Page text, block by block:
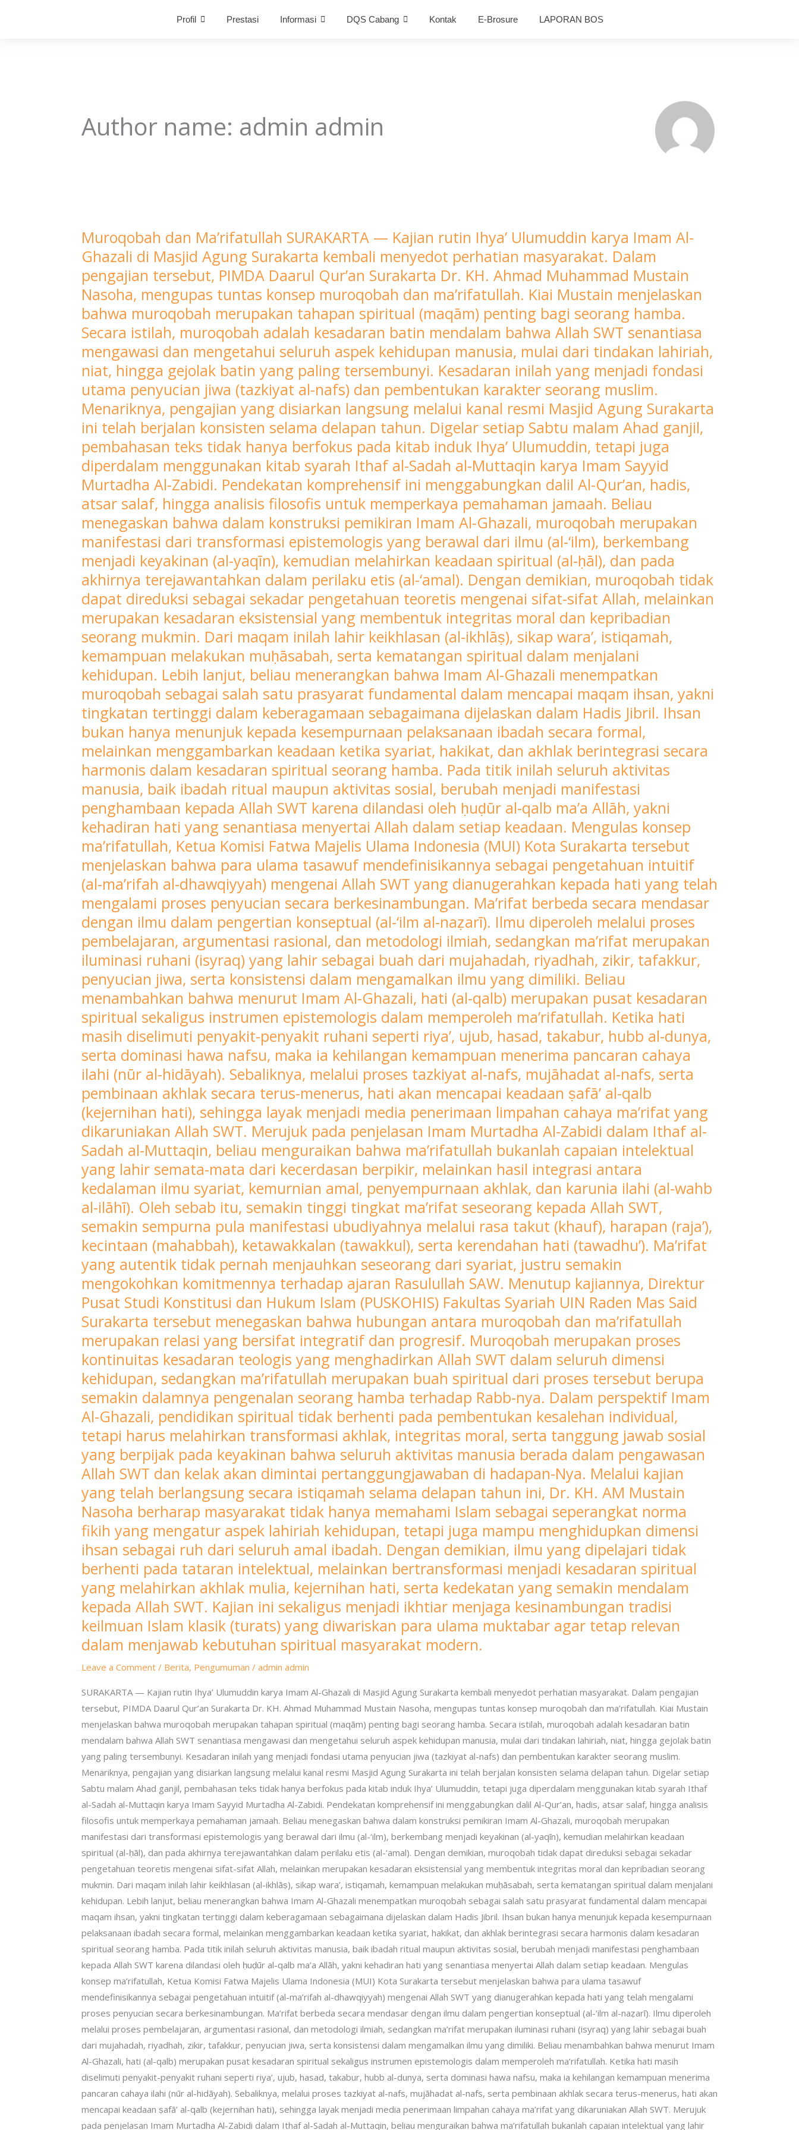
Profil Prestasi Informasi DQS Cabang Kontak E-Brosure LAPORAN BOS
Author name: admin admin
Muroqobah dan Ma’rifatullah SURAKARTA — Kajian rutin Ihya’ Ulumuddin karya Imam Al-
Ghazali di Masjid Agung Surakarta kembali menyedot perhatian masyarakat. Dalam
pengajian tersebut, PIMDA Daarul Qur’an Surakarta Dr. KH. Ahmad Muhammad Mustain
Nasoha, mengupas tuntas konsep muroqobah dan ma’rifatullah. Kiai Mustain menjelaskan
bahwa muroqobah merupakan tahapan spiritual (maqām) penting bagi seorang hamba.
Secara istilah, muroqobah adalah kesadaran batin mendalam bahwa Allah SWT senantiasa
mengawasi dan mengetahui seluruh aspek kehidupan manusia, mulai dari tindakan lahiriah,
niat, hingga gejolak batin yang paling tersembunyi. Kesadaran inilah yang menjadi fondasi
utama penyucian jiwa (tazkiyat al-nafs) dan pembentukan karakter seorang muslim.
Menariknya, pengajian yang disiarkan langsung melalui kanal resmi Masjid Agung Surakarta
ini telah berjalan konsisten selama delapan tahun. Digelar setiap Sabtu malam Ahad ganjil,
pembahasan teks tidak hanya berfokus pada kitab induk Ihya’ Ulumuddin, tetapi juga
diperdalam menggunakan kitab syarah Ithaf al-Sadah al-Muttaqin karya Imam Sayyid
Murtadha Al-Zabidi. Pendekatan komprehensif ini menggabungkan dalil Al-Qur’an, hadis,
atsar salaf, hingga analisis filosofis untuk memperkaya pemahaman jamaah. Beliau
menegaskan bahwa dalam konstruksi pemikiran Imam Al-Ghazali, muroqobah merupakan
manifestasi dari transformasi epistemologis yang berawal dari ilmu (al-‘ilm), berkembang
menjadi keyakinan (al-yaqīn), kemudian melahirkan keadaan spiritual (al-ḥāl), dan pada
akhirnya terejawantahkan dalam perilaku etis (al-‘amal). Dengan demikian, muroqobah tidak
dapat direduksi sebagai sekadar pengetahuan teoretis mengenai sifat-sifat Allah, melainkan
merupakan kesadaran eksistensial yang membentuk integritas moral dan kepribadian
seorang mukmin. Dari maqam inilah lahir keikhlasan (al-ikhlāṣ), sikap wara’, istiqamah,
kemampuan melakukan muḥāsabah, serta kematangan spiritual dalam menjalani
kehidupan. Lebih lanjut, beliau menerangkan bahwa Imam Al-Ghazali menempatkan
muroqobah sebagai salah satu prasyarat fundamental dalam mencapai maqam ihsan, yakni
tingkatan tertinggi dalam keberagamaan sebagaimana dijelaskan dalam Hadis Jibril. Ihsan
bukan hanya menunjuk kepada kesempurnaan pelaksanaan ibadah secara formal,
melainkan menggambarkan keadaan ketika syariat, hakikat, dan akhlak berintegrasi secara
harmonis dalam kesadaran spiritual seorang hamba. Pada titik inilah seluruh aktivitas
manusia, baik ibadah ritual maupun aktivitas sosial, berubah menjadi manifestasi
penghambaan kepada Allah SWT karena dilandasi oleh ḥuḍūr al-qalb ma’a Allāh, yakni
kehadiran hati yang senantiasa menyertai Allah dalam setiap keadaan. Mengulas konsep
ma’rifatullah, Ketua Komisi Fatwa Majelis Ulama Indonesia (MUI) Kota Surakarta tersebut
menjelaskan bahwa para ulama tasawuf mendefinisikannya sebagai pengetahuan intuitif
(al-ma’rifah al-dhawqiyyah) mengenai Allah SWT yang dianugerahkan kepada hati yang telah
mengalami proses penyucian secara berkesinambungan. Ma’rifat berbeda secara mendasar
dengan ilmu dalam pengertian konseptual (al-‘ilm al-naẓarī). Ilmu diperoleh melalui proses
pembelajaran, argumentasi rasional, dan metodologi ilmiah, sedangkan ma’rifat merupakan
iluminasi ruhani (isyraq) yang lahir sebagai buah dari mujahadah, riyadhah, zikir, tafakkur,
penyucian jiwa, serta konsistensi dalam mengamalkan ilmu yang dimiliki. Beliau
menambahkan bahwa menurut Imam Al-Ghazali, hati (al-qalb) merupakan pusat kesadaran
spiritual sekaligus instrumen epistemologis dalam memperoleh ma’rifatullah. Ketika hati
masih diselimuti penyakit-penyakit ruhani seperti riya’, ujub, hasad, takabur, hubb al-dunya,
serta dominasi hawa nafsu, maka ia kehilangan kemampuan menerima pancaran cahaya
ilahi (nūr al-hidāyah). Sebaliknya, melalui proses tazkiyat al-nafs, mujāhadat al-nafs, serta
pembinaan akhlak secara terus-menerus, hati akan mencapai keadaan ṣafā’ al-qalb
(kejernihan hati), sehingga layak menjadi media penerimaan limpahan cahaya ma’rifat yang
dikaruniakan Allah SWT. Merujuk pada penjelasan Imam Murtadha Al-Zabidi dalam Ithaf al-
Sadah al-Muttaqin, beliau menguraikan bahwa ma’rifatullah bukanlah capaian intelektual
yang lahir semata-mata dari kecerdasan berpikir, melainkan hasil integrasi antara
kedalaman ilmu syariat, kemurnian amal, penyempurnaan akhlak, dan karunia ilahi (al-wahb
al-ilāhī). Oleh sebab itu, semakin tinggi tingkat ma’rifat seseorang kepada Allah SWT,
semakin sempurna pula manifestasi ubudiyahnya melalui rasa takut (khauf), harapan (raja’),
kecintaan (mahabbah), ketawakkalan (tawakkul), serta kerendahan hati (tawadhu’). Ma’rifat
yang autentik tidak pernah menjauhkan seseorang dari syariat, justru semakin
mengokohkan komitmennya terhadap ajaran Rasulullah SAW. Menutup kajiannya, Direktur
Pusat Studi Konstitusi dan Hukum Islam (PUSKOHIS) Fakultas Syariah UIN Raden Mas Said
Surakarta tersebut menegaskan bahwa hubungan antara muroqobah dan ma’rifatullah
merupakan relasi yang bersifat integratif dan progresif. Muroqobah merupakan proses
kontinuitas kesadaran teologis yang menghadirkan Allah SWT dalam seluruh dimensi
kehidupan, sedangkan ma’rifatullah merupakan buah spiritual dari proses tersebut berupa
semakin dalamnya pengenalan seorang hamba terhadap Rabb-nya. Dalam perspektif Imam
Al-Ghazali, pendidikan spiritual tidak berhenti pada pembentukan kesalehan individual,
tetapi harus melahirkan transformasi akhlak, integritas moral, serta tanggung jawab sosial
yang berpijak pada keyakinan bahwa seluruh aktivitas manusia berada dalam pengawasan
Allah SWT dan kelak akan dimintai pertanggungjawaban di hadapan-Nya. Melalui kajian
yang telah berlangsung secara istiqamah selama delapan tahun ini, Dr. KH. AM Mustain
Nasoha berharap masyarakat tidak hanya memahami Islam sebagai seperangkat norma
fikih yang mengatur aspek lahiriah kehidupan, tetapi juga mampu menghidupkan dimensi
ihsan sebagai ruh dari seluruh amal ibadah. Dengan demikian, ilmu yang dipelajari tidak
berhenti pada tataran intelektual, melainkan bertransformasi menjadi kesadaran spiritual
yang melahirkan akhlak mulia, kejernihan hati, serta kedekatan yang semakin mendalam
kepada Allah SWT. Kajian ini sekaligus menjadi ikhtiar menjaga kesinambungan tradisi
keilmuan Islam klasik (turats) yang diwariskan para ulama muktabar agar tetap relevan
dalam menjawab kebutuhan spiritual masyarakat modern.
Leave a Comment / Berita, Pengumuman / admin admin
SURAKARTA — Kajian rutin Ihya’ Ulumuddin karya Imam Al-Ghazali di Masjid Agung Surakarta kembali menyedot perhatian masyarakat. Dalam pengajian
tersebut, PIMDA Daarul Qur’an Surakarta Dr. KH. Ahmad Muhammad Mustain Nasoha, mengupas tuntas konsep muroqobah dan ma’rifatullah. Kiai Mustain
menjelaskan bahwa muroqobah merupakan tahapan spiritual (maqām) penting bagi seorang hamba. Secara istilah, muroqobah adalah kesadaran batin
mendalam bahwa Allah SWT senantiasa mengawasi dan mengetahui seluruh aspek kehidupan manusia, mulai dari tindakan lahiriah, niat, hingga gejolak batin
yang paling tersembunyi. Kesadaran inilah yang menjadi fondasi utama penyucian jiwa (tazkiyat al-nafs) dan pembentukan karakter seorang muslim.
Menariknya, pengajian yang disiarkan langsung melalui kanal resmi Masjid Agung Surakarta ini telah berjalan konsisten selama delapan tahun. Digelar setiap
Sabtu malam Ahad ganjil, pembahasan teks tidak hanya berfokus pada kitab induk Ihya’ Ulumuddin, tetapi juga diperdalam menggunakan kitab syarah Ithaf
al-Sadah al-Muttaqin karya Imam Sayyid Murtadha Al-Zabidi. Pendekatan komprehensif ini menggabungkan dalil Al-Qur’an, hadis, atsar salaf, hingga analisis
filosofis untuk memperkaya pemahaman jamaah. Beliau menegaskan bahwa dalam konstruksi pemikiran Imam Al-Ghazali, muroqobah merupakan
manifestasi dari transformasi epistemologis yang berawal dari ilmu (al-‘ilm), berkembang menjadi keyakinan (al-yaqīn), kemudian melahirkan keadaan
spiritual (al-ḥāl), dan pada akhirnya terejawantahkan dalam perilaku etis (al-‘amal). Dengan demikian, muroqobah tidak dapat direduksi sebagai sekadar
pengetahuan teoretis mengenai sifat-sifat Allah, melainkan merupakan kesadaran eksistensial yang membentuk integritas moral dan kepribadian seorang
mukmin. Dari maqam inilah lahir keikhlasan (al-ikhlāṣ), sikap wara’, istiqamah, kemampuan melakukan muḥāsabah, serta kematangan spiritual dalam menjalani
kehidupan. Lebih lanjut, beliau menerangkan bahwa Imam Al-Ghazali menempatkan muroqobah sebagai salah satu prasyarat fundamental dalam mencapai
maqam ihsan, yakni tingkatan tertinggi dalam keberagamaan sebagaimana dijelaskan dalam Hadis Jibril. Ihsan bukan hanya menunjuk kepada kesempurnaan
pelaksanaan ibadah secara formal, melainkan menggambarkan keadaan ketika syariat, hakikat, dan akhlak berintegrasi secara harmonis dalam kesadaran
spiritual seorang hamba. Pada titik inilah seluruh aktivitas manusia, baik ibadah ritual maupun aktivitas sosial, berubah menjadi manifestasi penghambaan
kepada Allah SWT karena dilandasi oleh ḥuḍūr al-qalb ma’a Allāh, yakni kehadiran hati yang senantiasa menyertai Allah dalam setiap keadaan. Mengulas
konsep ma’rifatullah, Ketua Komisi Fatwa Majelis Ulama Indonesia (MUI) Kota Surakarta tersebut menjelaskan bahwa para ulama tasawuf
mendefinisikannya sebagai pengetahuan intuitif (al-ma’rifah al-dhawqiyyah) mengenai Allah SWT yang dianugerahkan kepada hati yang telah mengalami
proses penyucian secara berkesinambungan. Ma’rifat berbeda secara mendasar dengan ilmu dalam pengertian konseptual (al-‘ilm al-naẓarī). Ilmu diperoleh
melalui proses pembelajaran, argumentasi rasional, dan metodologi ilmiah, sedangkan ma’rifat merupakan iluminasi ruhani (isyraq) yang lahir sebagai buah
dari mujahadah, riyadhah, zikir, tafakkur, penyucian jiwa, serta konsistensi dalam mengamalkan ilmu yang dimiliki. Beliau menambahkan bahwa menurut Imam
Al-Ghazali, hati (al-qalb) merupakan pusat kesadaran spiritual sekaligus instrumen epistemologis dalam memperoleh ma’rifatullah. Ketika hati masih
diselimuti penyakit-penyakit ruhani seperti riya’, ujub, hasad, takabur, hubb al-dunya, serta dominasi hawa nafsu, maka ia kehilangan kemampuan menerima
pancaran cahaya ilahi (nūr al-hidāyah). Sebaliknya, melalui proses tazkiyat al-nafs, mujāhadat al-nafs, serta pembinaan akhlak secara terus-menerus, hati akan
mencapai keadaan ṣafā’ al-qalb (kejernihan hati), sehingga layak menjadi media penerimaan limpahan cahaya ma’rifat yang dikaruniakan Allah SWT. Merujuk
pada penjelasan Imam Murtadha Al-Zabidi dalam Ithaf al-Sadah al-Muttaqin, beliau menguraikan bahwa ma’rifatullah bukanlah capaian intelektual yang lahir
dan
Ma’rifatullah
SURAKARTA
—
Kajian
rutin
Ihya’
Ulumuddin
karya
Al-
Ghazali
di
Masjid
Agung
Surakarta
kembali
menyedot
perhatian
masyarakat.
Dalam
pengajian
tersebut,
PIMDA
Daarul
Qur’an
Surakarta
Dr.
Ahmad
Muhammad
Mustain
Nasoha,
mengupas
muroqobah
dan
ma’rifatullah.
Kiai
Mustain
menjelaskan
bahwa
muroqobah
merupakan
tahapan
spiritual
(maqām)
penting
bagi
seorang
hamba.
Secara
istilah,
muroqobah
adalah
kesadaran
batin
mendalam
bahwa
Allah
SWT
senantiasa
mengawasi
dan
mengetahui
seluruh
kehidupan
manusia,
mulai
dari
tindakan
lahiriah,
niat,
hingga
gejolak
batin
yang
paling
tersembunyi.
Kesadaran
inilah
yang
menjadi
fondasi
utama
penyucian
jiwa
(tazkiyat
nafs)
dan
pembentukan
karakter
seorang
muslim.
Menariknya,
pengajian
yang
disiarkan
langsung
melalui
kanal
resmi
Masjid
Agung
Surakarta
ini
telah
berjalan
konsisten
selama
delapan
tahun.
Digelar
setiap
Sabtu